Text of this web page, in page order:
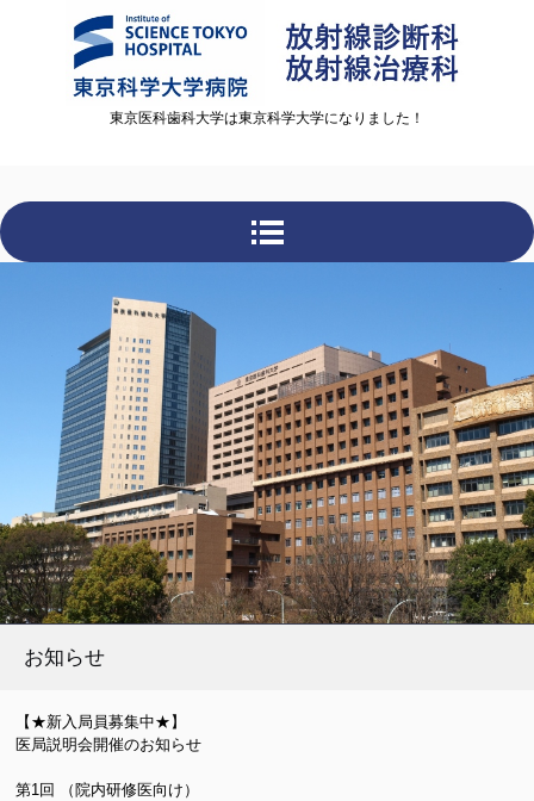
東京医科歯科大学は東京科学大学になりました！
お知らせ
【★新入局員募集中★】
医局説明会開催のお知らせ
第1回 （院内研修医向け）